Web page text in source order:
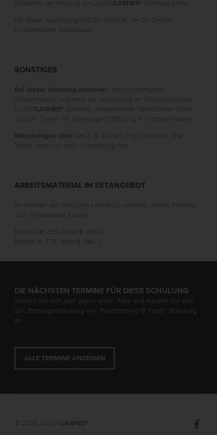
Bestehen der Prüfung ein LUXUS LASHES ® Zertifikat erteilt.
Mit dieser Ausbildung bist Du sofort fit, um Dir Deinen
Kundenstamm aufzubauen.
SONSTIGES
Bei dieser Schulung inklusive:
Schulungsmappe,
Arbeitsmaterial während der Ausbildung im Schulungscenter,
LUXUS LASHES ® Zertifikat, Aussenkleber "zertifizierter Salon"
und ein Trainer mit jahrelanger Erfahrung in Wimpernkleben.
Mitzubringen sind: Am 2, 3, 4 und 5 Tag 2 Modelle. Die
Zeiten legen wir nach Anmeldung fest.
ARBEITSMATERIAL IM SETANGEBOT
Im Rahmen der Schulung kannst Du einmalig unsere Profikits,
zum Vorteilspreis, kaufen.
Basiskit: € 299,- (statt € 450,-)
Profikit: € 679,- (statt € 980,-)
DIE NÄCHSTEN TERMINE FÜR DIESE SCHULUNG
Sichern Sie sich jetzt gleich einen Platz und melden Sie sich
zur „Einsteigerschulung inkl. Praxistraining (5 Tage)“ Schulung
an.
ALLE TERMINE ANZEIGEN
© 2026 LUXUS LASHES ®